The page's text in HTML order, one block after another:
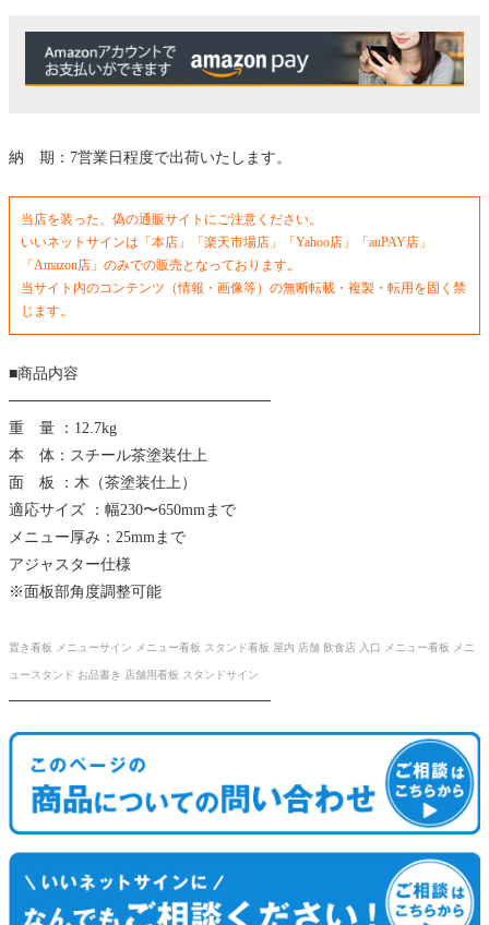
納 期：7営業日程度で出荷いたします。
当店を装った、偽の通販サイトにご注意ください。
いいネットサインは「本店」「楽天市場店」「Yahoo店」「auPAY店」
「Amazon店」のみでの販売となっております。
当サイト内のコンテンツ（情報・画像等）の無断転載・複製・転用を固く禁
じます。
■商品内容
────────────────────────
重 量 ：12.7kg
本 体：スチール茶塗装仕上
面 板 ：木（茶塗装仕上）
適応サイズ ：幅230〜650mmまで
メニュー厚み：25mmまで
アジャスター仕様
※面板部角度調整可能
置き看板 メニューサイン メニュー看板 スタンド看板 屋内 店舗 飲食店 入口 メニュー看板 メニ
ュースタンド お品書き 店舗用看板 スタンドサイン
────────────────────────